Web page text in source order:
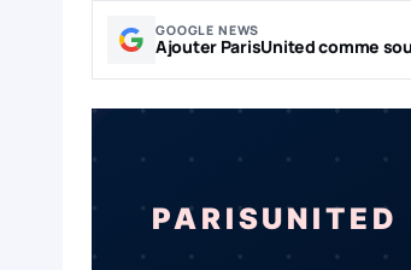
GOOGLE NEWS
Ajouter ParisUnited comme